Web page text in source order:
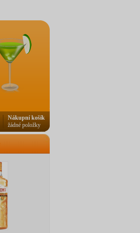
Nákupní košík
žádné položky